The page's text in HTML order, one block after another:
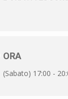
ORA
(Sabato) 17:00 -